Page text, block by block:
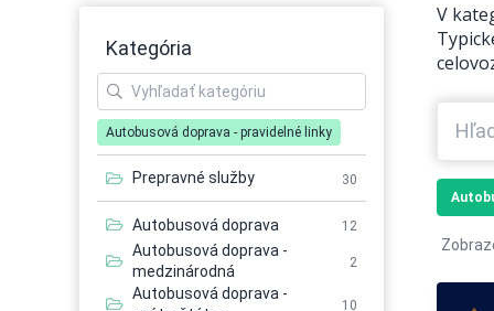
Kategória
Autobusová doprava - pravidelné linky
Prepravné služby 30
Autobusová doprava 12
Autobusová doprava -
medzinárodná
2
Autobusová doprava -
10
V